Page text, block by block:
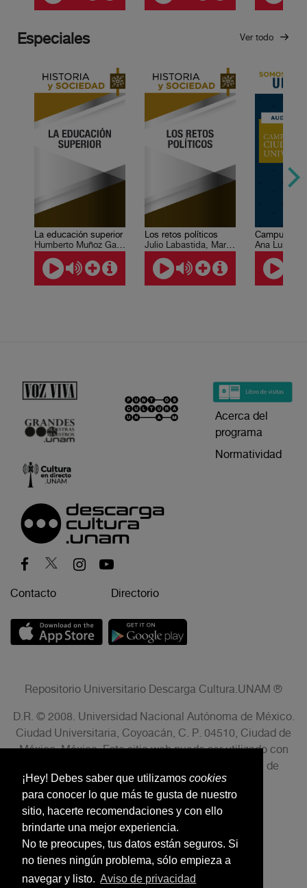
¡Hey! Debes saber que utilizamos cookies
para conocer lo que más te gusta de nuestro
sitio, hacerte recomendaciones y con ello
brindarte una mejor experiencia.
No te preocupes, tus datos están seguros. Si
no tienes ningún problema, sólo empieza a
navegar y listo. Aviso de privacidad
Especiales Ver todo
La educación superior
Humberto Muñoz García, María Herlinda Zozaya
Los retos políticos
Julio Labastida, Martín del Campo, José Woldenberg
Ana Luisa
Acerca del
programa
Normatividad
Contacto Directorio
Repositorio Universitario Descarga Cultura.UNAM ®
D.R. © 2008. Universidad Nacional Autónoma de México.
Ciudad Universitaria, Coyoacán, C. P. 04510, Ciudad de
México, México. Este sitio web puede ser utilizado con
fines no lucrativos siempre que se cite la fuente de
conformidad con el AVISO LEGAL.